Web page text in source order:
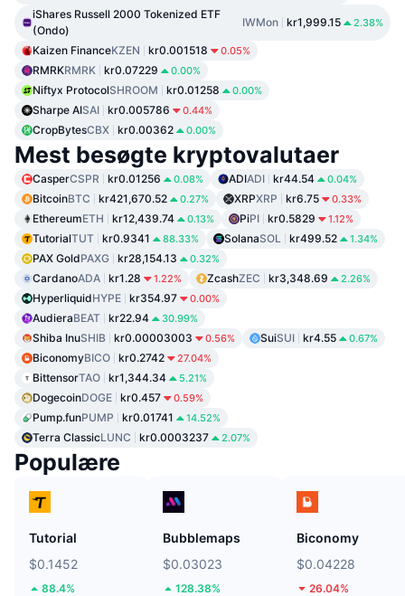
iShares Russell 2000 Tokenized ETF
(Ondo)
IWMon kr1,999.15 2.38%
Kaizen FinanceKZEN kr0.001518 0.05%
RMRKRMRK kr0.07229 0.00%
Niftyx ProtocolSHROOM kr0.01258 0.00%
Sharpe AISAI kr0.005786 0.44%
CropBytesCBX kr0.00362 0.00%
Mest besøgte kryptovalutaer
CasperCSPR kr0.01256 0.08% ADIADI kr44.54 0.04%
BitcoinBTC kr421,670.52 0.27% XRPXRP kr6.75 0.33%
EthereumETH kr12,439.74 0.13% PiPI kr0.5829 1.12%
TutorialTUT kr0.9341 88.33% SolanaSOL kr499.52 1.34%
PAX GoldPAXG kr28,154.13 0.32%
CardanoADA kr1.28 1.22% ZcashZEC kr3,348.69 2.26%
HyperliquidHYPE kr354.97 0.00%
AudieraBEAT kr22.94 30.99%
Shiba InuSHIB kr0.00003003 0.56% SuiSUI kr4.55 0.67%
BiconomyBICO kr0.2742 27.04%
BittensorTAO kr1,344.34 5.21%
DogecoinDOGE kr0.457 0.59%
Pump.funPUMP kr0.01741 14.52%
Terra ClassicLUNC kr0.0003237 2.07%
Populære
Tutorial
$0.1452
88.4%
Bubblemaps
$0.03023
128.38%
Biconomy
$0.04228
26.04%